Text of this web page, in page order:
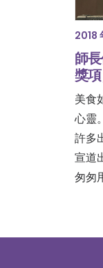
2018
師
獎
美食
心靈
許多
宣道
匆匆